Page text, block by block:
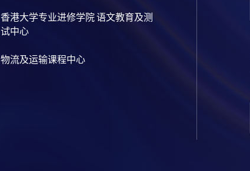
香港大学专业进修学院 语文教育及测
试中心
物流及运输课程中心